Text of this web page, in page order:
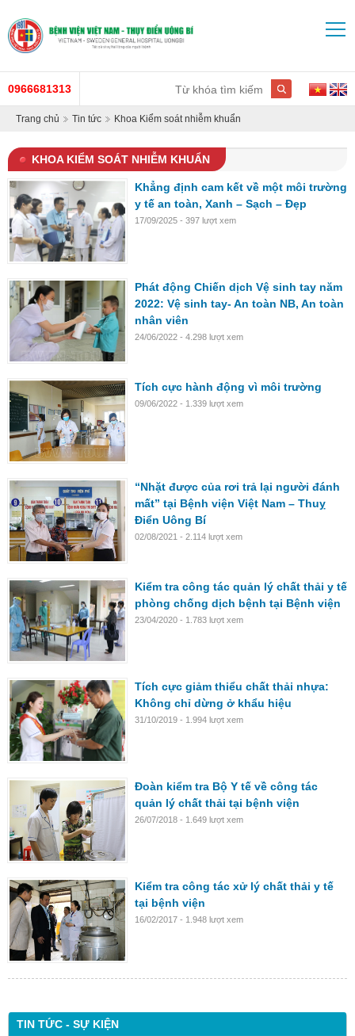
0966681313
Trang chủ Tin tức Khoa Kiểm soát nhiễm khuẩn
TIN TỨC - SỰ KIỆN
KHOA KIỂM SOÁT NHIỄM KHUẨN
Khẳng định cam kết về một môi trường
y tế an toàn, Xanh – Sạch – Đẹp
17/09/2025 - 397 lượt xem
Phát động Chiến dịch Vệ sinh tay năm
2022: Vệ sinh tay- An toàn NB, An toàn
nhân viên
24/06/2022 - 4.298 lượt xem
Tích cực hành động vì môi trường
09/06/2022 - 1.339 lượt xem
“Nhặt được của rơi trả lại người đánh
mất” tại Bệnh viện Việt Nam – Thuỵ
Điển Uông Bí
02/08/2021 - 2.114 lượt xem
Kiểm tra công tác quản lý chất thải y tế
phòng chống dịch bệnh tại Bệnh viện
23/04/2020 - 1.783 lượt xem
Tích cực giảm thiểu chất thải nhựa:
Không chỉ dừng ở khẩu hiệu
31/10/2019 - 1.994 lượt xem
Đoàn kiểm tra Bộ Y tế về công tác
quản lý chất thải tại bệnh viện
26/07/2018 - 1.649 lượt xem
Kiểm tra công tác xử lý chất thải y tế
tại bệnh viện
16/02/2017 - 1.948 lượt xem